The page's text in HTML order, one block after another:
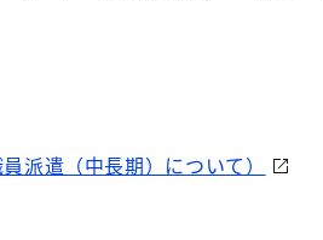
派遣（中長期）について）